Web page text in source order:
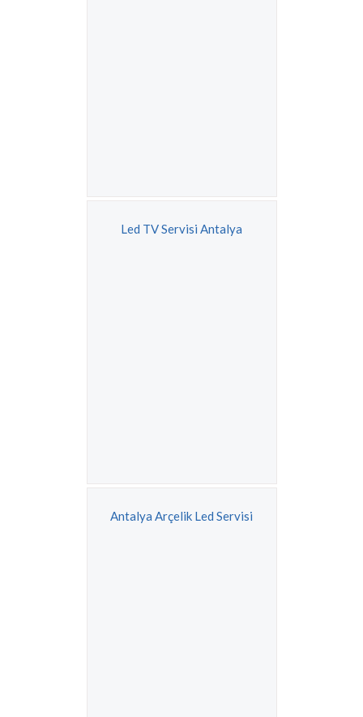
Led TV Servisi Antalya
Antalya Arçelik Led Servisi